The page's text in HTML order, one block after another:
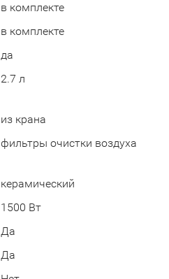
в комплекте
в комплекте
да
2.7 л
из крана
фильтры очистки воздуха
керамический
1500 Вт
Да
Да